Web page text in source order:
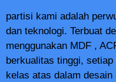
partisi kami adalah
dan teknologi. Terbuat
menggunakan MDF ,
berkualitas tinggi,
kelas atas dalam desain